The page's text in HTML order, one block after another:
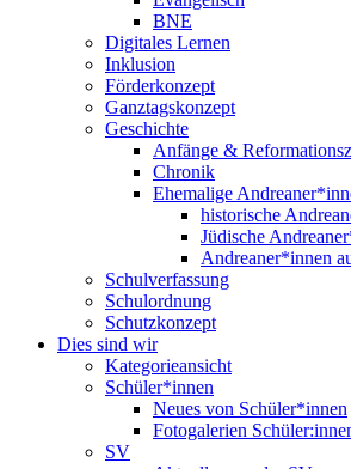
BNE
Digitales Lernen
Inklusion
Förderkonzept
Ganztagskonzept
Geschichte
Anfänge &
Chronik
Ehemalige
historische
Jüdische
Andreaner*innen
Schulverfassung
Schulordnung
Schutzkonzept
Dies sind wir
Kategorieansicht
Schüler*innen
Neues von Schüler*innen
Fotogalerien
SV